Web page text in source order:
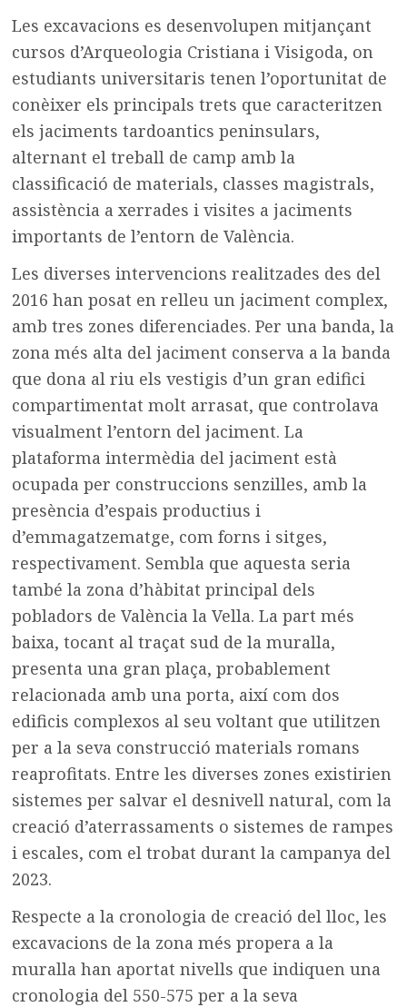
Les excavacions es desenvolupen mitjançant
cursos d’Arqueologia Cristiana i Visigoda, on
estudiants universitaris tenen l’oportunitat de
conèixer els principals trets que caracteritzen
els jaciments tardoantics peninsulars,
alternant el treball de camp amb la
classificació de materials, classes magistrals,
assistència a xerrades i visites a jaciments
importants de l’entorn de València.
Les diverses intervencions realitzades des del
2016 han posat en relleu un jaciment complex,
amb tres zones diferenciades. Per una banda, la
zona més alta del jaciment conserva a la banda
que dona al riu els vestigis d’un gran edifici
compartimentat molt arrasat, que controlava
visualment l’entorn del jaciment. La
plataforma intermèdia del jaciment està
ocupada per construccions senzilles, amb la
presència d’espais productius i
d’emmagatzematge, com forns i sitges,
respectivament. Sembla que aquesta seria
també la zona d’hàbitat principal dels
pobladors de València la Vella. La part més
baixa, tocant al traçat sud de la muralla,
presenta una gran plaça, probablement
relacionada amb una porta, així com dos
edificis complexos al seu voltant que utilitzen
per a la seva construcció materials romans
reaprofitats. Entre les diverses zones existirien
sistemes per salvar el desnivell natural, com la
creació d’aterrassaments o sistemes de rampes
i escales, com el trobat durant la campanya del
2023.
Respecte a la cronologia de creació del lloc, les
excavacions de la zona més propera a la
muralla han aportat nivells que indiquen una
cronologia del 550-575 per a la seva